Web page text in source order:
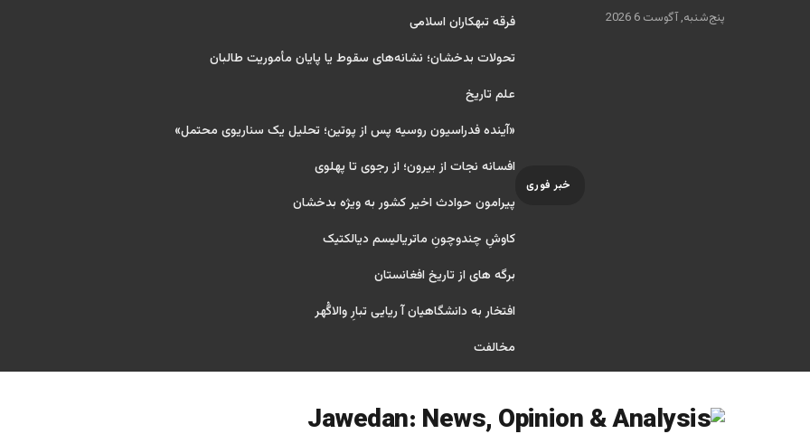
پنج‌شنبه, آگوست 6 2026
خبر فوری
فرقه تبهکاران اسلامی
تحولات بدخشان؛ نشانه‌های سقوط یا پایان مأموریت طالبان
علم تاریخ
«آینده فدراسیون روسیه پس از پوتین؛ تحلیل یک سناریوی محتمل»
افسانه نجات از بیرون؛ از رجوی تا پهلوی
پیرامون حوادث اخیر کشور به ویژه بدخشان
کاوشِ چندو‌چونِ ماتریالیسم دیالکتیک
برگه های از تاریخ افغانستان
افتخار به دانشگاهیان آ ریایی تبارِ والاگُهر
مخالفت